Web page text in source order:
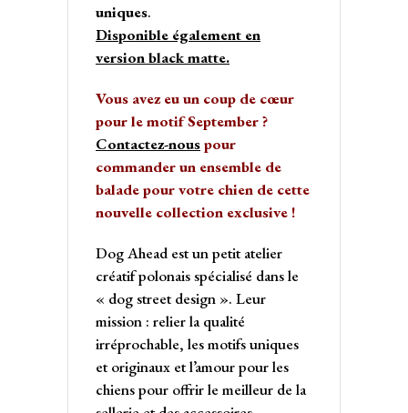
uniques.
Disponible également en
version black matte.
Vous avez eu un coup de cœur
pour le motif September ?
Contactez-nouspour
commander un ensemble de
balade pour votre chien de cette
nouvelle collection exclusive !
Dog Ahead est un petit atelier
créatif polonais spécialisé dans le
« dog street design ». Leur
mission : relier la qualité
irréprochable, les motifs uniques
et originaux et l’amour pour les
chiens pour offrir le meilleur de la